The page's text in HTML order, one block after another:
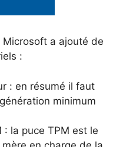
Microsoft a ajouté de
:
: en résumé il faut
minimum
: la puce TPM est le